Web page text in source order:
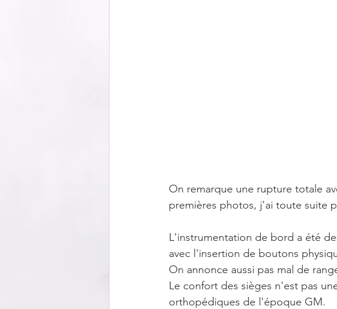
On remarque une rupture totale
premières photos, j'ai toute suite
L'instrumentation de bord a été
avec l'insertion de boutons
On annonce aussi pas mal de
Le confort des sièges n'est pas
orthopédiques de l'époque GM.